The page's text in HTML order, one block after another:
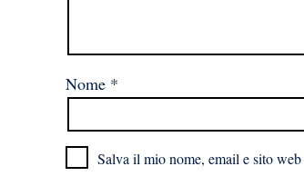
Nome *
Salva il mio nome, email e sito